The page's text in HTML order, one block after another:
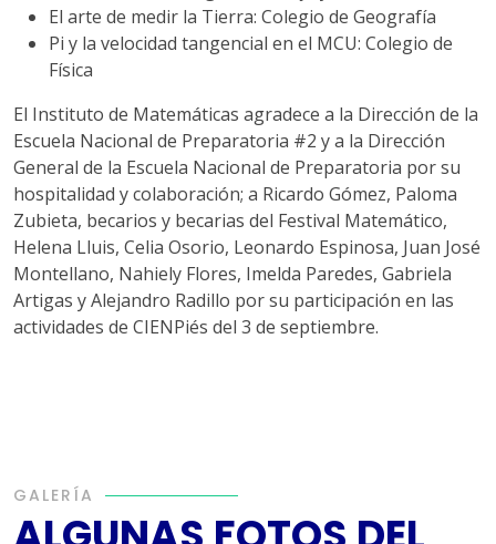
El arte de medir la Tierra: Colegio de Geografía
Pi y la velocidad tangencial en el MCU: Colegio de
Física
El Instituto de Matemáticas agradece a la Dirección de la
Escuela Nacional de Preparatoria #2 y a la Dirección
General de la Escuela Nacional de Preparatoria por su
hospitalidad y colaboración; a Ricardo Gómez, Paloma
Zubieta, becarios y becarias del Festival Matemático,
Helena Lluis, Celia Osorio, Leonardo Espinosa, Juan José
Montellano, Nahiely Flores, Imelda Paredes, Gabriela
Artigas y Alejandro Radillo por su participación en las
actividades de CIENPiés del 3 de septiembre.
GALERÍA